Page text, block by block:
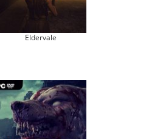
Eldervale